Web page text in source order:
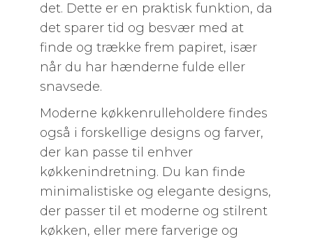
det. Dette er en praktisk funktion, da
det sparer tid og besvær med at
finde og trække frem papiret, især
når du har hænderne fulde eller
snavsede.
Moderne køkkenrulleholdere findes
også i forskellige designs og farver,
der kan passe til enhver
køkkenindretning. Du kan finde
minimalistiske og elegante designs,
der passer til et moderne og stilrent
køkken, eller mere farverige og